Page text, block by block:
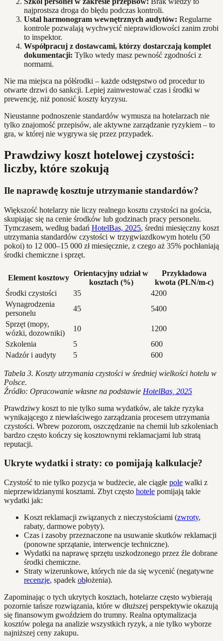
najprostsza droga do błędu podczas kontroli.
Ustal harmonogram wewnętrznych audytów: Regularne
kontrole pozwalają wychwycić nieprawidłowości zanim zrobi
to inspektor.
Współpracuj z dostawcami, którzy dostarczają komplet
dokumentacji: Tylko wtedy masz pewność zgodności z
normami.
Nie ma miejsca na półśrodki – każde odstępstwo od procedur to
otwarte drzwi do sankcji. Lepiej zainwestować czas i środki w
prewencję, niż ponosić koszty kryzysu.
Nieustanne podnoszenie standardów wymusza na hotelarzach nie
tylko znajomość przepisów, ale aktywne zarządzanie ryzykiem – to
gra, w której nie wygrywa się przez przypadek.
Prawdziwy koszt hotelowej czystości:
liczby, które szokują
Ile naprawdę kosztuje utrzymanie standardów?
Większość hotelarzy nie liczy realnego kosztu czystości na gościa,
skupiając się na cenie środków lub godzinach pracy personelu.
Tymczasem, według badań HotelBas, 2025, średni miesięczny koszt
utrzymania standardów czystości w trzygwiazdkowym hotelu (50
pokoi) to 12 000–15 000 zł miesięcznie, z czego aż 35% pochłaniają
środki chemiczne i sprzęt.
Element kosztowy
Orientacyjny udział w
kosztach (%)
Przykładowa
kwota (PLN/m-c)
Środki czystości
35
4200
Wynagrodzenia
personelu
45
5400
Sprzęt (mopy,
wózki, dozowniki)
10
1200
Szkolenia
5
600
Nadzór i audyty
5 600
Tabela 3. Koszty utrzymania czystości w średniej wielkości hotelu w
Polsce.
Źródło: Opracowanie własne na podstawie HotelBas, 2025
Prawdziwy koszt to nie tylko suma wydatków, ale także ryzyka
wynikającego z niewłaściwego zarządzania procesem utrzymania
czystości. Wbrew pozorom, oszczędzanie na chemii lub szkoleniach
bardzo często kończy się kosztownymi reklamacjami lub stratą
reputacji.
Ukryte wydatki i straty: co pomijają kalkulacje?
Czystość to nie tylko pozycja w budżecie, ale ciągłe pole walki z
nieprzewidzianymi kosztami. Zbyt często hotele pomijają takie
wydatki jak:
Koszt reklamacji związanych z nieczystościami (zwroty,
rabaty, darmowe pobyty).
Czas i zasoby przeznaczone na usuwanie skutków reklamacji
(ponowne sprzątanie, interwencje techniczne).
Wydatki na naprawę sprzętu uszkodzonego przez źle dobrane
środki chemiczne.
Straty wizerunkowe, których nie da się wycenić (negatywne
recenzje, spadek obłożenia).
Zapominając o tych ukrytych kosztach, hotelarze często wybierają
pozornie tańsze rozwiązania, które w dłuższej perspektywie okazują
się finansowym gwoździem do trumny. Realna optymalizacja
kosztów polega na analizie wszystkich ryzyk, a nie tylko wyborze
najniższej ceny zakupu.